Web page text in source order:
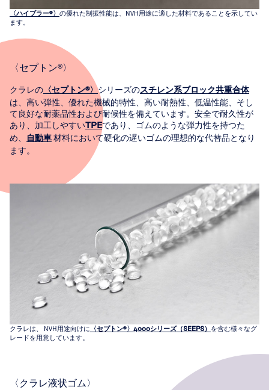
〈ハイブラー®〉 の優れた制振性能は、NVH用途に適した材料であることを示してい
ます。
〈セプトン®〉
クラレの 〈セプトン®〉シリーズのスチレン系ブロック共重合体
は、高い弾性、優れた機械的特性、高い耐熱性、低温性能、そし
て良好な耐薬品性および耐候性を備えています。安全で耐久性が
あり、加工しやすいTPEであり、ゴムのような弾力性を持つた
め、
自動車材料において硬化の遅いゴムの理想的な代替品となり
ます。
クラレは、 NVH用途向けに 〈セプトン®〉4000シリーズ（SEEPS） を含む様々なグ
レードを用意しています。
〈クラレ液状ゴム〉